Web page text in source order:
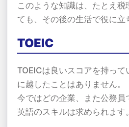
このような知識は、たとえ税
ても、その後の生活で役に立
TOEIC
TOEICは良いスコアを持って
に越したことはありません。
今ではどの企業、また公務員
英語のスキルは求められます。